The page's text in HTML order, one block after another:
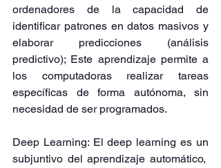
ordenadores de la capacidad de
identificar patrones en datos masivos y
elaborar predicciones (análisis
predictivo); Este aprendizaje permite a
los computadoras realizar tareas
específicas de forma autónoma, sin
necesidad de ser programados.
Deep Learning: El deep learning es un
subjuntivo del aprendizaje automático,